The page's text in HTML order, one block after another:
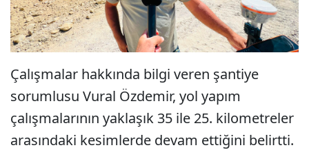
Çalışmalar hakkında bilgi veren şantiye
sorumlusu Vural Özdemir, yol yapım
çalışmalarının yaklaşık 35 ile 25. kilometreler
arasındaki kesimlerde devam ettiğini belirtti.